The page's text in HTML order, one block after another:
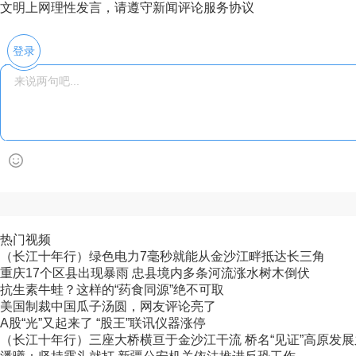
文明上网理性发言，请遵守新闻评论服务协议
登录
热门视频
（长江十年行）绿色电力7毫秒就能从金沙江畔抵达长三角
重庆17个区县出现暴雨 忠县境内多条河流涨水树木倒伏
抗生素牛蛙？这样的“药食同源”绝不可取
美国制裁中国瓜子汤圆，网友评论亮了
A股“光”又起来了 “股王”联讯仪器涨停
（长江十年行）三座大桥横亘于金沙江干流 桥名“见证”高原发